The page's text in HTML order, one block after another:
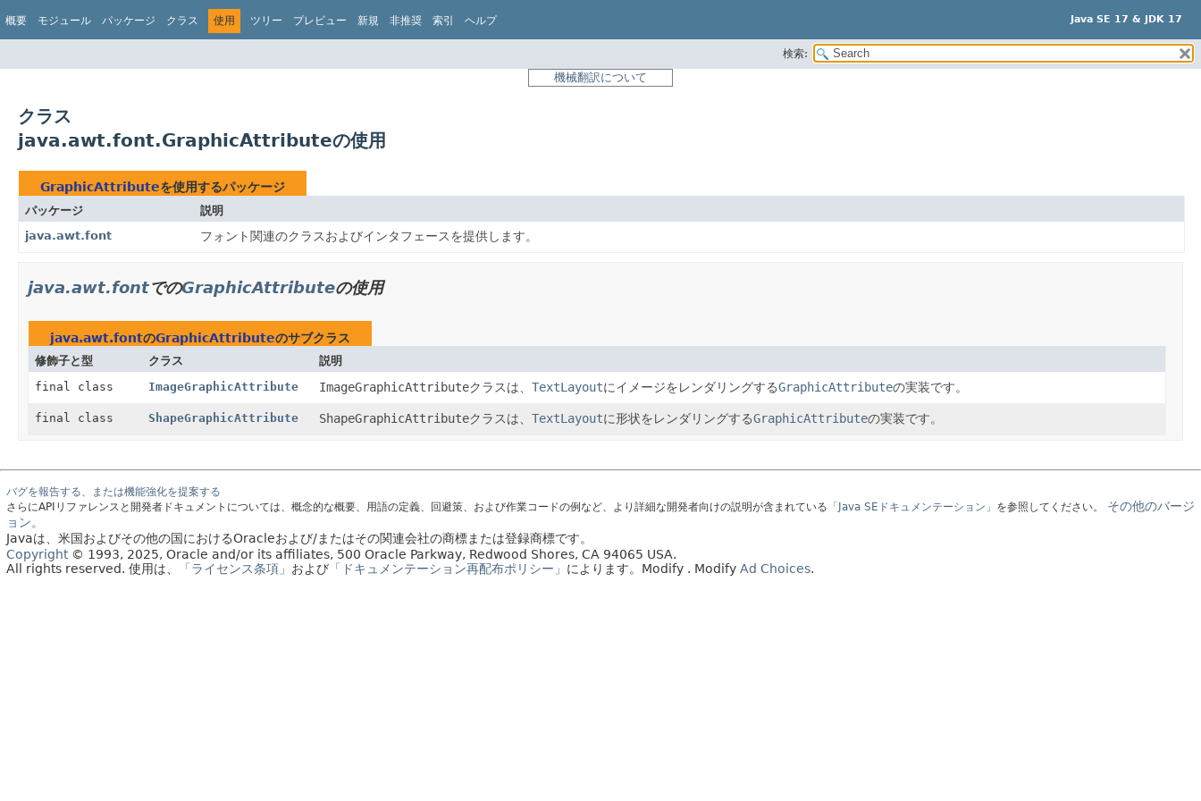
Java SE 17 & JDK 17
概要 モジュール パッケージ クラス 使用 ツリー プレビュー 新規 非推奨 索引 ヘルプ
検索:
機械翻訳について
クラス
java.awt.font.GraphicAttributeの使用
GraphicAttributeを使用するパッケージ
パッケージ
説明
java.awt.font
フォント関連のクラスおよびインタフェースを提供します。
java.awt.fontでのGraphicAttributeの使用
java.awt.fontのGraphicAttributeのサブクラス
修飾子と型 クラス
説明
final class
ImageGraphicAttribute ImageGraphicAttributeクラスは、 TextLayoutにイメージをレンダリングするGraphicAttributeの実装です。
final class ShapeGraphicAttribute ShapeGraphicAttributeクラスは、 TextLayoutに形状をレンダリングするGraphicAttributeの実装です。
バグを報告する、または機能強化を提案する
さらにAPIリファレンスと開発者ドキュメントについては、概念的な概要、用語の定義、回避策、および作業コードの例など、より詳細な開発者向けの説明が含まれている 「Java SEドキュメンテーション」 を参照してください。
その他のバージ
ョン。
Javaは、米国およびその他の国におけるOracleおよび/またはその関連会社の商標または登録商標です。
Copyright© 1993, 2025, Oracle and/or its affiliates, 500 Oracle Parkway, Redwood Shores, CA 94065 USA.
All rights reserved. 使用は、 「ライセンス条項」 および 「ドキュメンテーション再配布ポリシー」 によります。 Modify . Modify Ad Choices.